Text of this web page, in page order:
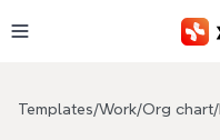
Templates/Work/Org chart/